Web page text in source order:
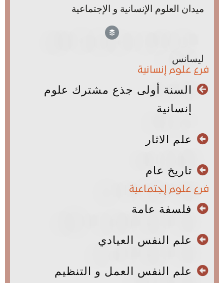
ميدان العلوم الإنسانية و الإجتماعية
ليسانس
فرع علوم إنسانية
السنة أولى جذع مشترك علوم
إنسانية
علم الاثار
تاريخ عام
فرع علوم إجتماعية
فلسفة عامة
علم النفس العيادي
علم النفس العمل و التنظيم